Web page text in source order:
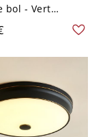
bol - Vert
Progressive 110